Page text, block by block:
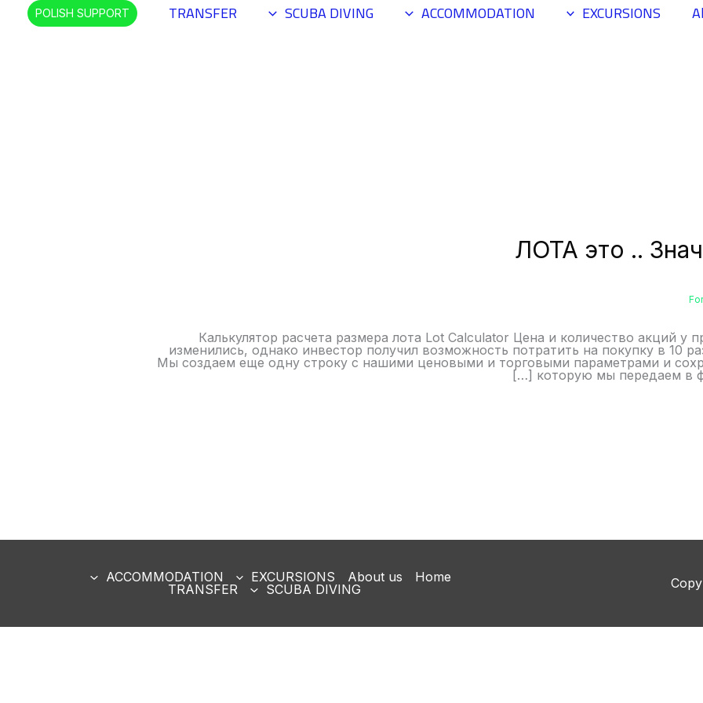
EXCURSIONS
ACCOMMODATION
SCUBA DIVING
TRANSFER
POLISH SUPPORT
ЛОТА это ..
Калькулятор расчета размера лота Lot Calculator Цена и количество акций
изменились, однако инвестор получил возможность потратить на покупку в 10
Мы создаем еще одну строку с нашими ценовыми и торговыми параметрами и
которую мы передаем в
Home
About us
EXCURSIONS
ACCOMMODATION
SCUBA DIVING
TRANSFER